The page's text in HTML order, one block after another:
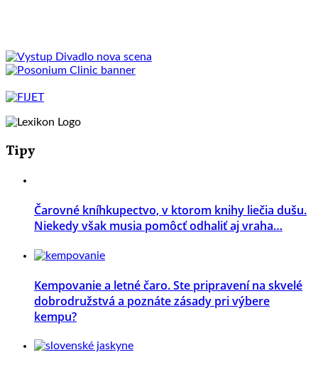
Tipy
Čarovné kníhkupectvo, v ktorom knihy liečia dušu.
Niekedy však musia pomôcť odhaliť aj vraha…
Kempovanie a letné čaro. Ste pripravení na skvelé
dobrodružstvá a poznáte zásady pri výbere
kempu?